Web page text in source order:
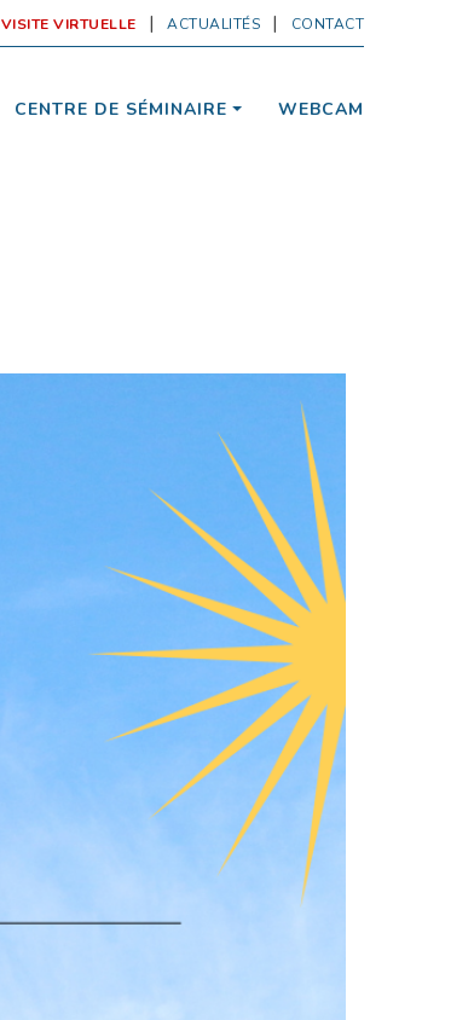
VISITE VIRTUELLE ACTUALITÉS CONTACT
CENTRE DE SÉMINAIRE WEBCAM